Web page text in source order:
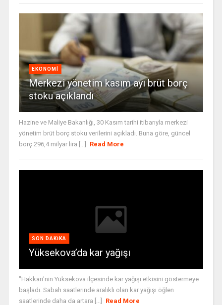
EKONOMI
Merkezi yönetim kasım ayı brüt borç
stoku açıklandı
Hazine ve Maliye Bakanlığı, 30 Kasım tarihi itibarıyla merkezi
yönetim brüt borç stoku verilerini açıkladı. Buna göre, güncel
borç 296,4 milyar lira [...]
Read More
SON DAKIKA
Yüksekova’da kar yağışı
"Hakkari'nin Yüksekova ilçesinde kar yağışı etkisini göstermeye
başladı. Sabah saatlerinde aralıklı olan kar yağışı öğlen
saatlerinde daha da artara [...]
Read More